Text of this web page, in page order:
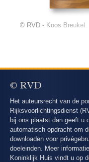
© RVD - Koos Breukel
© RVD
Het auteursrecht van de
Rijksvoorlichtingsdienst
bij ons plaatst dan geeft u
automatisch opdracht om
downloaden voor
doeleinden. Meer
Koninklijk Huis vindt u op